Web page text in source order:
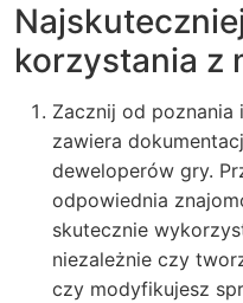
korzystania z
Zacznij od poznania
zawiera
deweloperów gry.
odpowiednia
skutecznie
niezależnie czy
czy modyfikujesz